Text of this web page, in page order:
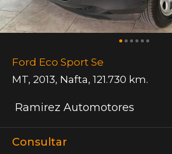
Ford Eco Sport Se
MT, 2013, Nafta, 121.730 km.
Ramirez Automotores
Consultar